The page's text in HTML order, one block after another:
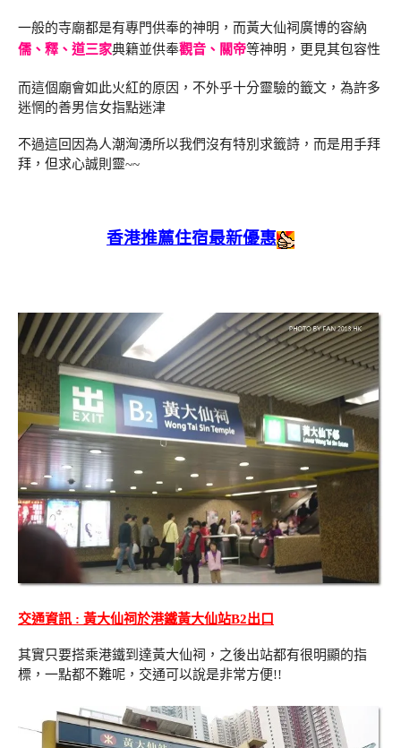
一般的寺廟都是有專門供奉的神明，而黃大仙祠廣博的容納
儒、釋、道三家典籍並供奉觀音、關帝等神明，更見其包容性
而這個廟會如此火紅的原因，不外乎十分靈驗的籤文，為許多
迷惘的善男信女指點迷津
不過這回因為人潮洶湧所以我們沒有特別求籤詩，而是用手拜
拜，但求心誠則靈~~
香港推薦住宿最新優惠
交通資訊 : 黃大仙祠於港鐵黃大仙站B2出口
其實只要搭乘港鐵到達黃大仙祠，之後出站都有很明顯的指
標，一點都不難呢，交通可以說是非常方便!!